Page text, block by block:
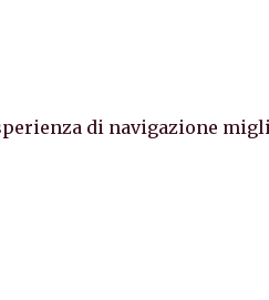
di navigazione